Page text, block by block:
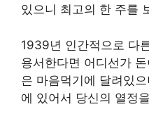
있으니 최고의 한 주를
1939년 인간적으로 다
용서한다면 어디선가
은 마음먹기에 달려있
에 있어서 당신의 열정